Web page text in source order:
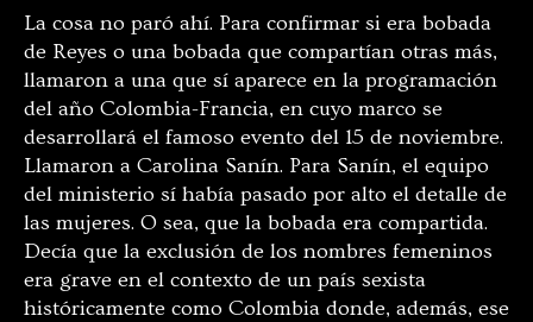
La cosa no paró ahí. Para confirmar si era bobada
de Reyes o una bobada que compartían otras más,
llamaron a una que sí aparece en la programación
del año Colombia-Francia, en cuyo marco se
desarrollará el famoso evento del 15 de noviembre.
Llamaron a Carolina Sanín. Para Sanín, el equipo
del ministerio sí había pasado por alto el detalle de
las mujeres. O sea, que la bobada era compartida.
Decía que la exclusión de los nombres femeninos
era grave en el contexto de un país sexista
históricamente como Colombia donde, además, ese